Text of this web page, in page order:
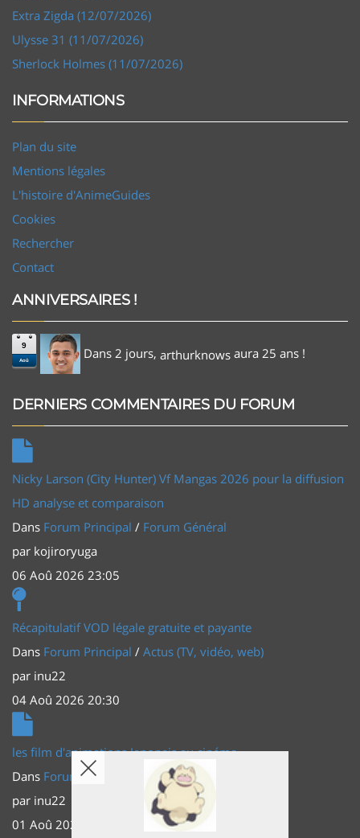
Extra Zigda (12/07/2026)
Ulysse 31 (11/07/2026)
Sherlock Holmes (11/07/2026)
INFORMATIONS
Plan du site
Mentions légales
L'histoire d'AnimeGuides
Cookies
Rechercher
Contact
ANNIVERSAIRES !
9
Aoû Dans 2 jours, arthurknows aura 25 ans !
DERNIERS COMMENTAIRES DU FORUM
Nicky Larson (City Hunter) Vf Mangas 2026 pour la diffusion
HD analyse et comparaison
Dans Forum Principal / Forum Général
par kojiroryuga
06 Aoû 2026 23:05
Récapitulatif VOD légale gratuite et payante
Dans Forum Principal / Actus (TV, vidéo, web)
par inu22
04 Aoû 2026 20:30
les film d'animations Japonais au cinéma
Dans Forum Principal
Actus (TV, vidéo, web)
par inu22
01 Aoû 2026 20:56